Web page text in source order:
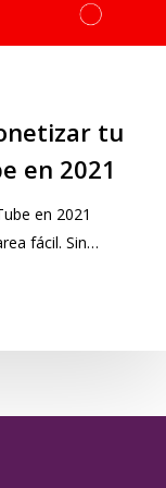
tu
en 2021
en 2021
fácil. Sin…